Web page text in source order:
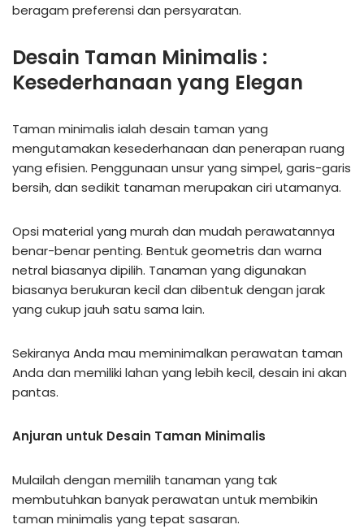
beragam preferensi dan persyaratan.
Desain Taman Minimalis :
Kesederhanaan yang Elegan
Taman minimalis ialah desain taman yang
mengutamakan kesederhanaan dan penerapan ruang
yang efisien. Penggunaan unsur yang simpel, garis-garis
bersih, dan sedikit tanaman merupakan ciri utamanya.
Opsi material yang murah dan mudah perawatannya
benar-benar penting. Bentuk geometris dan warna
netral biasanya dipilih. Tanaman yang digunakan
biasanya berukuran kecil dan dibentuk dengan jarak
yang cukup jauh satu sama lain.
Sekiranya Anda mau meminimalkan perawatan taman
Anda dan memiliki lahan yang lebih kecil, desain ini akan
pantas.
Anjuran untuk Desain Taman Minimalis
Mulailah dengan memilih tanaman yang tak
membutuhkan banyak perawatan untuk membikin
taman minimalis yang tepat sasaran.